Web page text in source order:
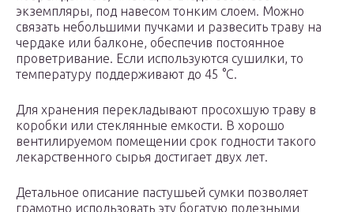
экземпляры, под навесом тонким слоем. Можно
связать небольшими пучками и развесить траву на
чердаке или балконе, обеспечив постоянное
проветривание. Если используются сушилки, то
температуру поддерживают до 45 °C.
Для хранения перекладывают просохшую траву в
коробки или стеклянные емкости. В хорошо
вентилируемом помещении срок годности такого
лекарственного сырья достигает двух лет.
Детальное описание пастушьей сумки позволяет
грамотно использовать эту богатую полезными